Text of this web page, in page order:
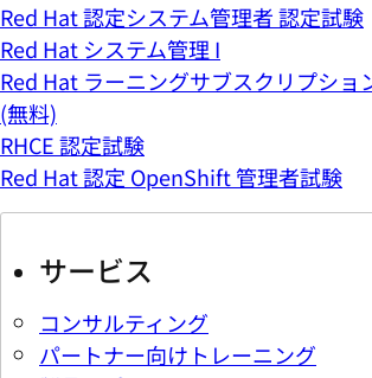
Red Hat 認定システム管理者 認定試験
Red Hat システム管理 I
Red Hat ラーニングサブスクリプショ
(無料)
RHCE 認定試験
Red Hat 認定 OpenShift 管理者試験
サービス
コンサルティング
パートナー向けトレーニング